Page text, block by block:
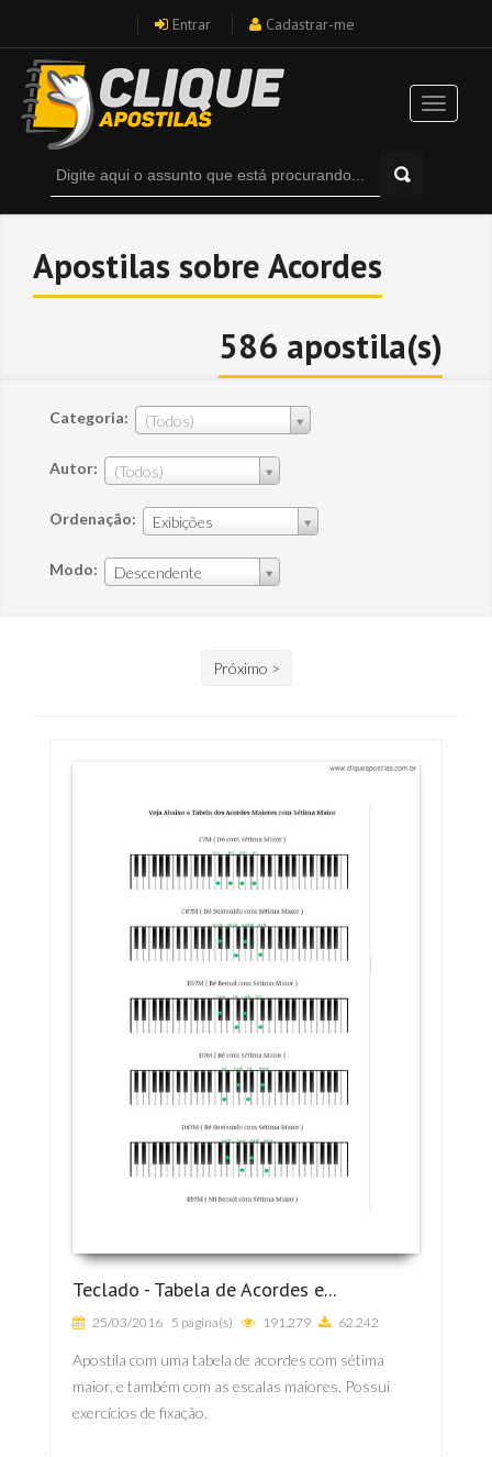
Entrar Cadastrar-me
Apostilas sobre Acordes
586 apostila(s)
Categoria: (Todos)
Autor: (Todos)
Ordenação: Exibições
Modo: Descendente
Próximo >
Teclado - Tabela de Acordes e...
25/03/2016 5 página(s) 191.279 62.242
Apostila com uma tabela de acordes com sétima
maior, e também com as escalas maiores. Possui
exercícios de fixação.